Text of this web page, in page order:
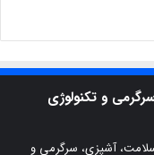
و تکنولوژی
سلامت، آشپزی، سرگرمی و